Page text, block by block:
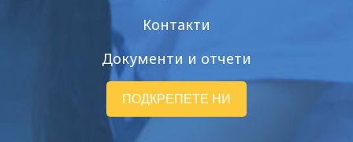
Контакти
Документи и отчети
ПОДКРЕПЕТЕ НИ